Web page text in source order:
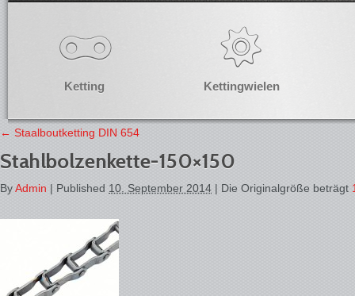
Ketting Kettingwielen
← Staalboutketting DIN 654
Stahlbolzenkette-150×150
ByAdmin | Published 10. September 2014 | Die Originalgröße beträgt